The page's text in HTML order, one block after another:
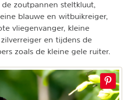
zoutpannen steltkluut,
blauwe en witbuikreiger,
vliegenvanger, kleine
en tijdens de
zoals de kleine gele ruiter.